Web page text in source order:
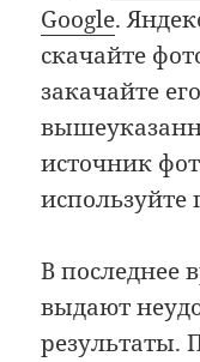
Google.
скачайте
закачайте
источник
используйте
В последнее
выдают
результаты.